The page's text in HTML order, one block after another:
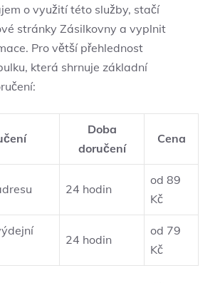
o využití této služby,‍ stačí
stránky Zásilkovny a vyplnit
Pro větší přehlednost
která⁤ shrnuje základní‌
Doba
doručení
Cena
24 ⁢hodin
od 89
Kč
24 hodin
od 79
Kč